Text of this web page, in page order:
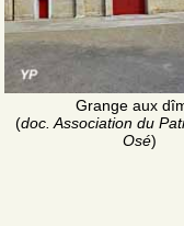
Grange aux
(doc. Association du
Osé)